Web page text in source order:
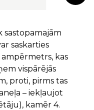
sastopamajām
saskarties
kas
vispārējās
proti, pirms tas
– iekļaujot
kamēr 4.